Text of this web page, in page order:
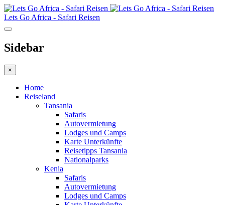
Lets Go Africa - Safari Reisen
Sidebar
×
Home
Reiseland
Tansania
Safaris
Autovermietung
Lodges und Camps
Karte Unterkünfte
Reisetipps Tansania
Nationalparks
Kenia
Safaris
Autovermietung
Lodges und Camps